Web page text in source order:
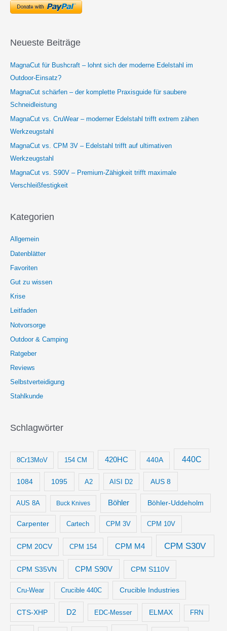
Neueste Beiträge
MagnaCut für Bushcraft – lohnt sich der moderne Edelstahl im
Outdoor-Einsatz?
MagnaCut schärfen – der komplette Praxisguide für saubere
Schneidleistung
MagnaCut vs. CruWear – moderner Edelstahl trifft extrem zähen
Werkzeugstahl
MagnaCut vs. CPM 3V – Edelstahl trifft auf ultimativen
Werkzeugstahl
MagnaCut vs. S90V – Premium-Zähigkeit trifft maximale
Verschleißfestigkeit
Kategorien
Allgemein
Datenblätter
Favoriten
Gut zu wissen
Krise
Leitfaden
Notvorsorge
Outdoor & Camping
Ratgeber
Reviews
Selbstverteidigung
Stahlkunde
Schlagwörter
8Cr13MoV 154 CM 420HC 440A 440C
1084 1095 A2 AISI D2 AUS 8
AUS 8A Buck Knives Böhler Böhler-Uddeholm
Carpenter Cartech CPM 3V CPM 10V
CPM 20CV CPM 154 CPM M4 CPM S30V
CPM S35VN CPM S90V CPM S110V
Cru-Wear Crucible 440C Crucible Industries
CTS-XHP D2 EDC-Messer ELMAX FRN